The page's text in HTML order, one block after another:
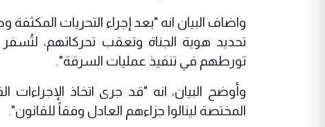
واضاف البيان انه "بعد إجراء التحريات
تحديد هوية الجناة وتعقب تحركاتهم،
تورطهم في تنفيذ عمليات السرقة".
وأوضح البيان، انه "قد جرى اتخاذ الإجراءات
المختصة لينالوا جزاءهم العادل وفقاً للقانون".